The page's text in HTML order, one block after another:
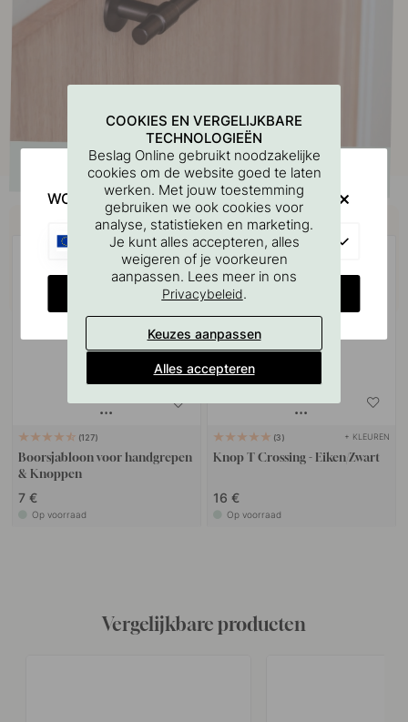
Koop samen met
127
Boorsjabloon voor handgrepen
& Knoppen
7 €
Op voorraad
POPULAR
3 + KLEUREN
Knop T Crossing - Eiken/Zwart
16 €
Op voorraad
Vergelijkbare producten
COOKIES EN VERGELIJKBARE
TECHNOLOGIEËN
Beslag Online gebruikt noodzakelijke
cookies om de website goed te laten
werken. Met jouw toestemming
gebruiken we ook cookies voor
analyse, statistieken en marketing.
Je kunt alles accepteren, alles
weigeren of je voorkeuren
aanpassen. Lees meer in ons
Privacybeleid.
Keuzes aanpassen
Alles accepteren
WOULD YOU RATHER VISIT?
CHANGE COUNTRY